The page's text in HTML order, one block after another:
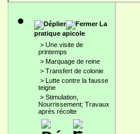
La
pratique apicole
> Une visite de
printemps
> Marquage de reine
> Transfert de colonie
> Lutte contre la fausse
teigne
> Stimulation,
Nourrissement; Travaux
après récolte